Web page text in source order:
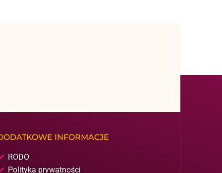
INFORMACJE
RODO
Polityka prywatności